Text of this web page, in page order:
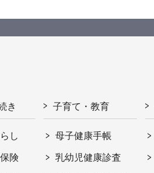
き
し
険
子育て・教育
母子健康手帳
乳幼児健康診査